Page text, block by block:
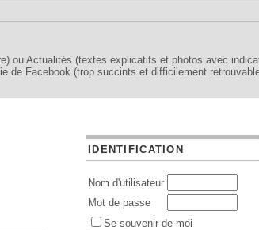
ou Actualités (textes explicatifs et photos avec
Facebook (trop succints et difficilement
IDENTIFICATION
Nom d'utilisateur
Mot de passe
Se souvenir de moi